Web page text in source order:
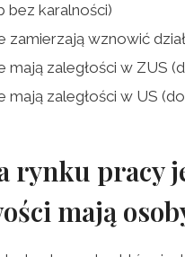
bez karalności)
zamierzają wznowić
mają zaległości w ZUS
mają zaległości w US
rynku pracy
mają